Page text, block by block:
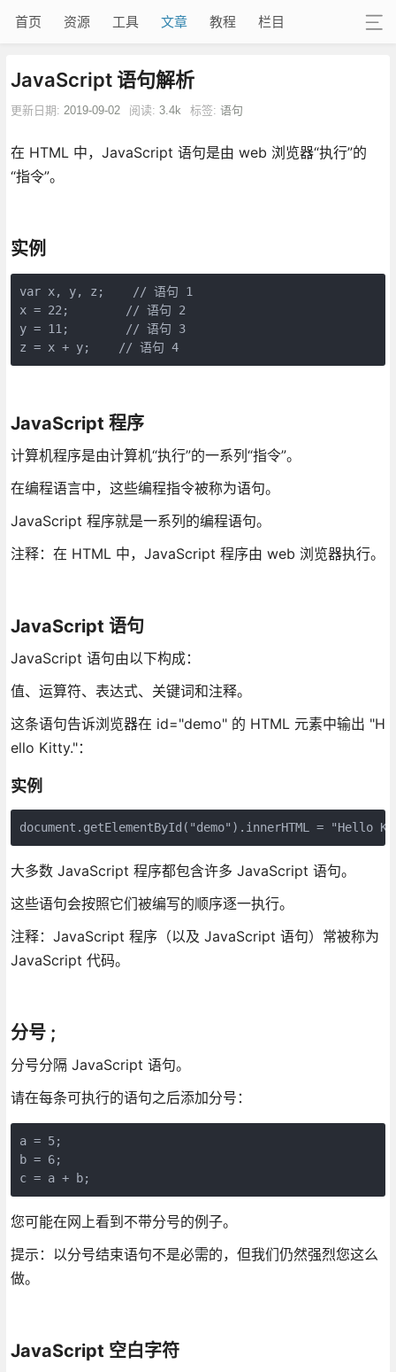
首页 资源 工具 文章 教程 栏目
JavaScript 语句解析
更新日期: 2019-09-02 阅读: 3.4k 标签: 语句
在 HTML 中，JavaScript 语句是由 web 浏览器“执行”的
“指令”。
实例
var x, y, z;    // 语句 1
x = 22;        // 语句 2
y = 11;        // 语句 3
z = x + y;    // 语句 4
JavaScript 程序
计算机程序是由计算机“执行”的一系列“指令”。
在编程语言中，这些编程指令被称为语句。
JavaScript 程序就是一系列的编程语句。
注释：在 HTML 中，JavaScript 程序由 web 浏览器执行。
JavaScript 语句
JavaScript 语句由以下构成：
值、运算符、表达式、关键词和注释。
这条语句告诉浏览器在 id="demo" 的 HTML 元素中输出 "H
ello Kitty."：
实例
document.getElementById("demo").innerHTML = "Hello
大多数 JavaScript 程序都包含许多 JavaScript 语句。
这些语句会按照它们被编写的顺序逐一执行。
注释：JavaScript 程序（以及 JavaScript 语句）常被称为
JavaScript 代码。
分号 ;
分号分隔 JavaScript 语句。
请在每条可执行的语句之后添加分号：
a = 5;
b = 6;
c = a + b;
您可能在网上看到不带分号的例子。
提示：以分号结束语句不是必需的，但我们仍然强烈您这么
做。
JavaScript 空白字符